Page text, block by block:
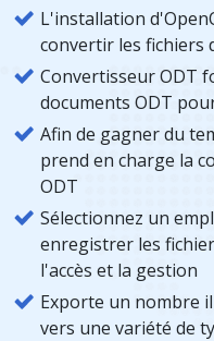
L'installation
convertir les fichiers
Convertisseur ODT
documents ODT
Afin de gagner du
prend en charge la
ODT
Sélectionnez un
enregistrer les
l'accès et la gestion
Exporte un nombre
vers une variété de